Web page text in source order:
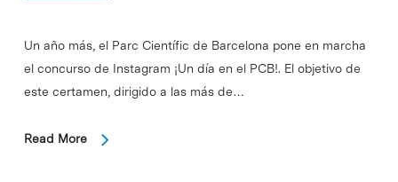
Un año más, el Parc Científic de Barcelona pone en marcha
el concurso de Instagram ¡Un día en el PCB!. El objetivo de
este certamen, dirigido a las más de…
Read More